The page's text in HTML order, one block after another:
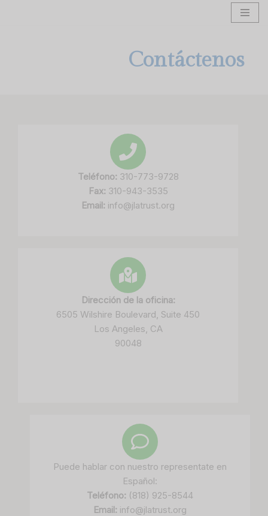
Contáctenos
Teléfono: 310-773-9728
Fax: 310-943-3535
Email: info@jlatrust.org
Dirección de la oficina:
6505 Wilshire Boulevard, Suite 450
Los Angeles, CA
90048
Puede hablar con nuestro representate en
Español:
Teléfono: (818) 925-8544
Email: info@jlatrust.org